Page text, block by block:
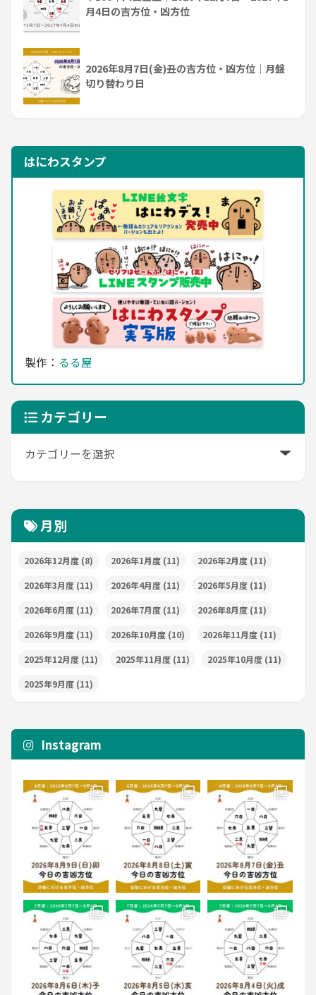
月4日の吉方位・凶方位
2026年8月7日(金)丑の吉方位・凶方位｜月盤
切り替わり日
はにわスタンプ
製作： るる屋
カテゴリー
月別
2026年12月度 (8) 2026年1月度 (11) 2026年2月度 (11)
2026年3月度 (11) 2026年4月度 (11) 2026年5月度 (11)
2026年6月度 (11) 2026年7月度 (11) 2026年8月度 (11)
2026年9月度 (11) 2026年10月度 (10) 2026年11月度 (11)
2025年12月度 (11) 2025年11月度 (11) 2025年10月度 (11)
2025年9月度 (11)
Instagram